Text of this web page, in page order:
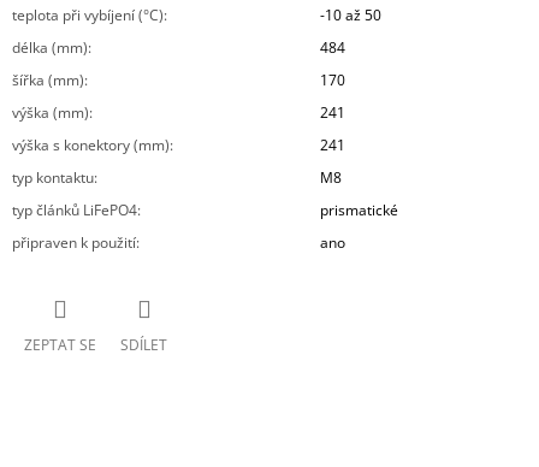
teplota při vybíjení (°C):
-10 až 50
délka (mm):
484
šířka (mm):
170
výška (mm):
241
výška s konektory (mm):
241
typ kontaktu:
M8
typ článků LiFePO4:
prismatické
připraven k použití: ano
ZEPTAT SE SDÍLET